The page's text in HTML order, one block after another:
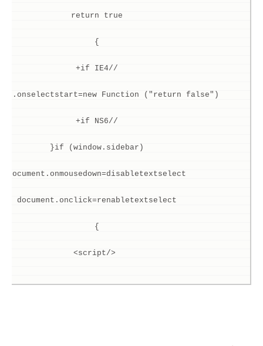
return true
}
//if IE4+
Function ("return false")
//if NS6+
if (window.sidebar){
document.onmousedown=disabletextselect
document.onclick=renabletextselect
}
</script>